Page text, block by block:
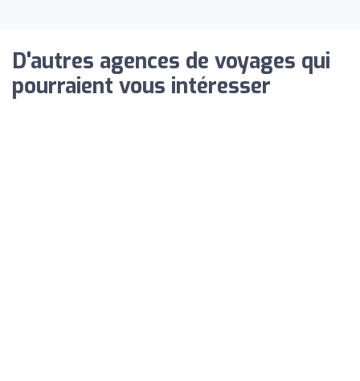
D'autres agences de voyages qui
pourraient vous intéresser